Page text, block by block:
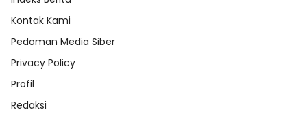
Kontak Kami
Pedoman Media Siber
Privacy Policy
Profil
Redaksi